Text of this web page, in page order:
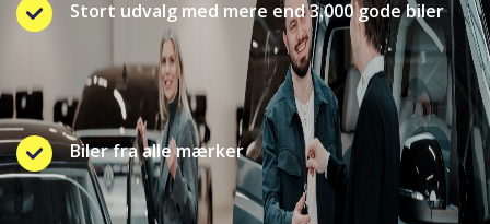
Stort udvalg med mere end 3.000 gode biler
Biler fra alle mærker